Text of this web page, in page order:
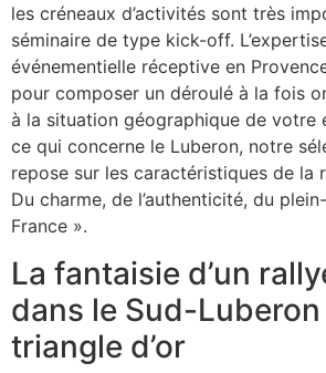
les créneaux d’activités sont très
séminaire de type kick-off.
événementielle réceptive en
pour composer un déroulé à la fois
à la situation géographique de votre
ce qui concerne le Luberon, notre
repose sur les caractéristiques de la
Du charme, de l’authenticité, du
France ».
La fantaisie d’un
dans le Sud-
triangle d’or